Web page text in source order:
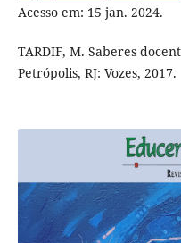
Acesso em: 15 jan. 2024.
TARDIF, M. Saberes
Petrópolis, RJ: Vozes, 2017.